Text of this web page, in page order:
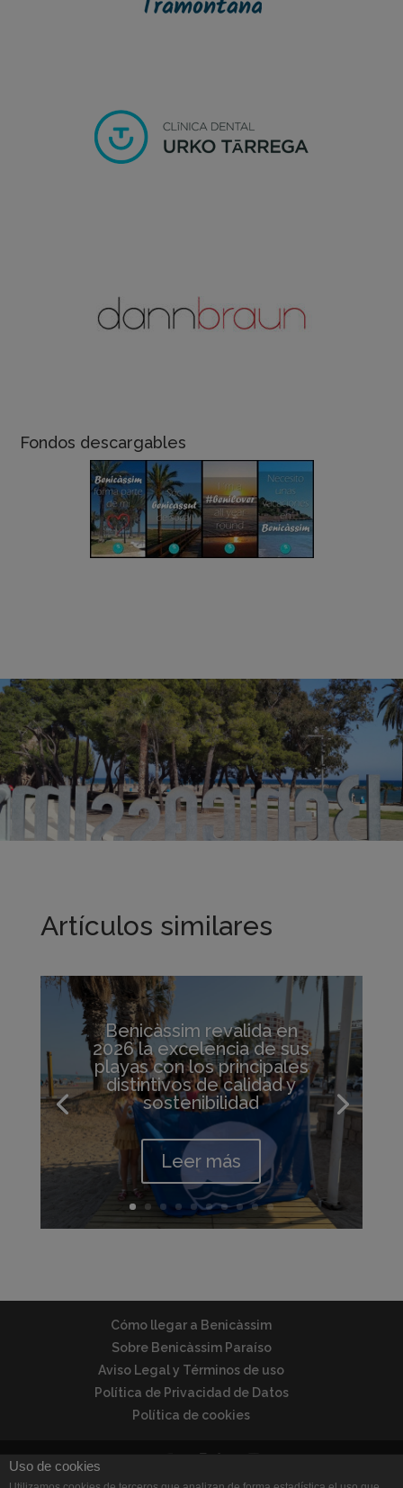
Fondos descargables
Artículos similares
Benicàssim revalida en
2026 la excelencia de sus
playas con los principales
distintivos de calidad y
sostenibilidad
Leer más
Cómo llegar a Benicàssim
Sobre Benicàssim Paraíso
Aviso Legal y Términos de uso
Política de Privacidad de Datos
Política de cookies
Uso de cookies